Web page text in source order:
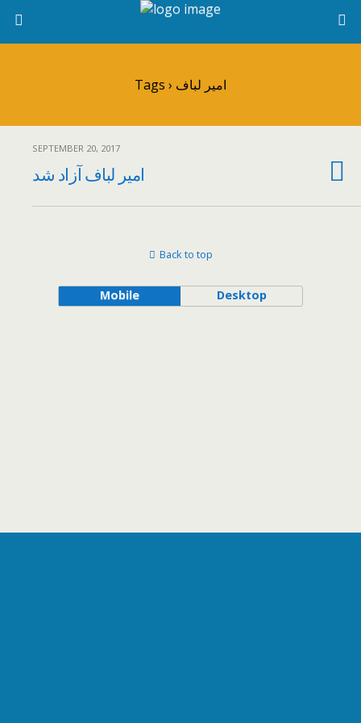
Tags › امیر لباف
SEPTEMBER 20, 2017
امیر لباف آزاد شد
Back to top
Mobile Desktop